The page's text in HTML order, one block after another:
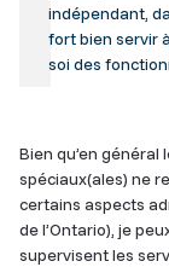
indépendant,
fort bien servir
soi des
Bien qu’en
spéciaux(ales) ne
certains aspects
de l’Ontario), je
supervisent les